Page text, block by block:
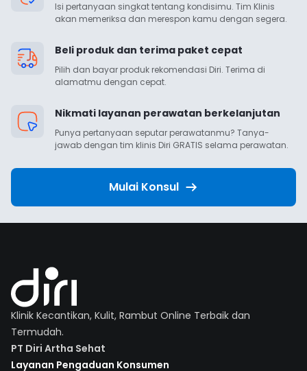
Isi pertanyaan singkat tentang kondisimu. Tim Klinis
akan memeriksa dan merespon kamu dengan segera.
Beli produk dan terima paket cepat
Pilih dan bayar produk rekomendasi Diri. Terima di
alamatmu dengan cepat.
Nikmati layanan perawatan berkelanjutan
Punya pertanyaan seputar perawatanmu? Tanya-
jawab dengan tim klinis Diri GRATIS selama perawatan.
Mulai Konsul
Klinik Kecantikan, Kulit, Rambut Online Terbaik dan
Termudah.
PT Diri Artha Sehat
Layanan Pengaduan Konsumen